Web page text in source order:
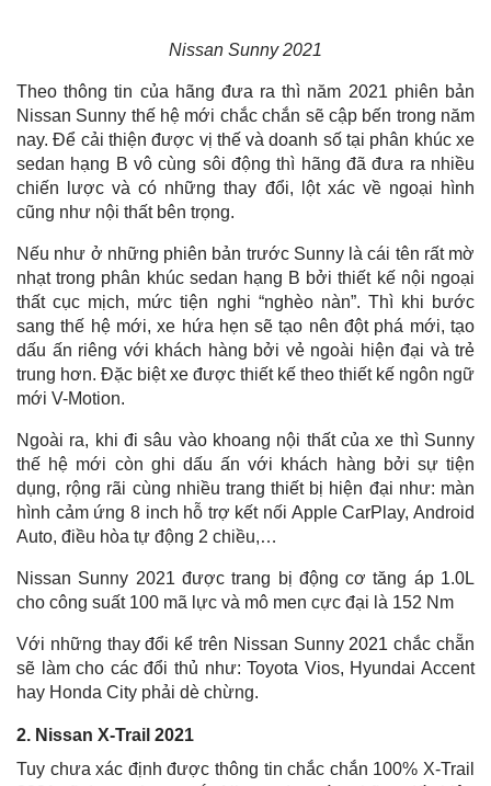
Nissan Sunny 2021
Theo thông tin của hãng đưa ra thì năm 2021 phiên bản
Nissan Sunny thế hệ mới chắc chắn sẽ cập bến trong năm
nay. Để cải thiện được vị thế và doanh số tại phân khúc xe
sedan hạng B vô cùng sôi động thì hãng đã đưa ra nhiều
chiến lược và có những thay đổi, lột xác về ngoại hình
cũng như nội thất bên trọng.
Nếu như ở những phiên bản trước Sunny là cái tên rất mờ
nhạt trong phân khúc sedan hạng B bởi thiết kế nội ngoại
thất cục mịch, mức tiện nghi “nghèo nàn”. Thì khi bước
sang thế hệ mới, xe hứa hẹn sẽ tạo nên đột phá mới, tạo
dấu ấn riêng với khách hàng bởi vẻ ngoài hiện đại và trẻ
trung hơn. Đặc biệt xe được thiết kế theo thiết kế ngôn ngữ
mới V-Motion.
Ngoài ra, khi đi sâu vào khoang nội thất của xe thì Sunny
thế hệ mới còn ghi dấu ấn với khách hàng bởi sự tiện
dụng, rộng rãi cùng nhiều trang thiết bị hiện đại như: màn
hình cảm ứng 8 inch hỗ trợ kết nối Apple CarPlay, Android
Auto, điều hòa tự động 2 chiều,…
Nissan Sunny 2021 được trang bị động cơ tăng áp 1.0L
cho công suất 100 mã lực và mô men cực đại là 152 Nm
Với những thay đổi kể trên Nissan Sunny 2021 chắc chẵn
sẽ làm cho các đổi thủ như: Toyota Vios, Hyundai Accent
hay Honda City phải dè chừng.
2. Nissan X-Trail 2021
Tuy chưa xác định được thông tin chắc chắn 100% X-Trail